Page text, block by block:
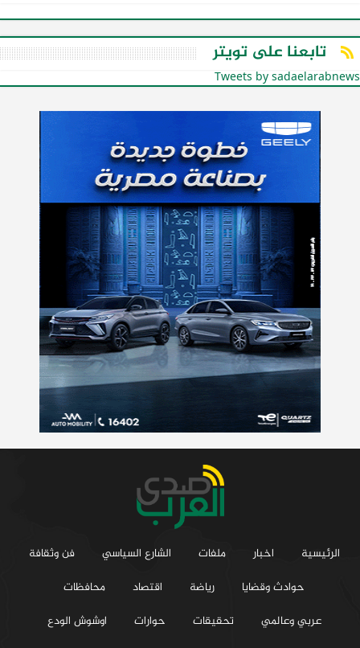
تابعنا على تويتر
Tweets by sadaelarabnews
الرئيسية اخبار ملفات الشارع السياسي
فن وثقافة
حوادث وقضايا
رياضة اقتصاد
محافظات
عربي وعالمي
تحقيقات حوارات
اوشوش الودع